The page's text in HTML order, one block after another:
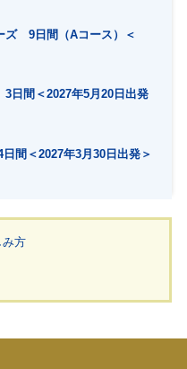
ズ 9日間（Aコース）＜
間＜2027年5月20日出発
間＜2027年3月30日出発＞
み方